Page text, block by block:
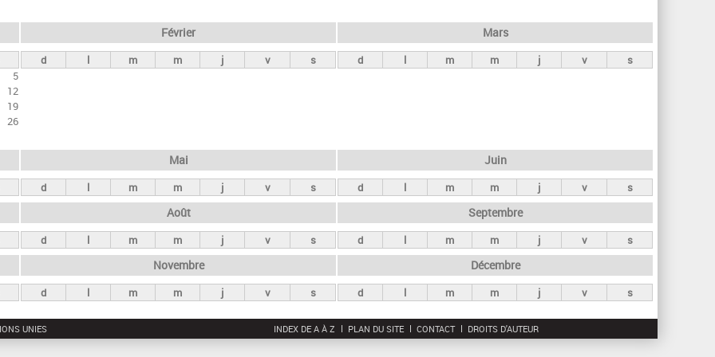
r
c
5
12
19
26
Février
d l m m j v s
Mars
d l m m j v s
Mai
d l m m j v s
Juin
d l m m j v s
Août
d l m m j v s
Septembre
d l m m j v s
Novembre
d l m m j v s
Décembre
d l m m j v s
UNIES INDEX DE A À Z PLAN DU SITE CONTACT DROITS D'AUTEUR